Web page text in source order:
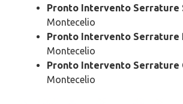
Pronto Intervento Serrature
Montecelio
Pronto Intervento Serrature
Montecelio
Pronto Intervento Serrature
Montecelio